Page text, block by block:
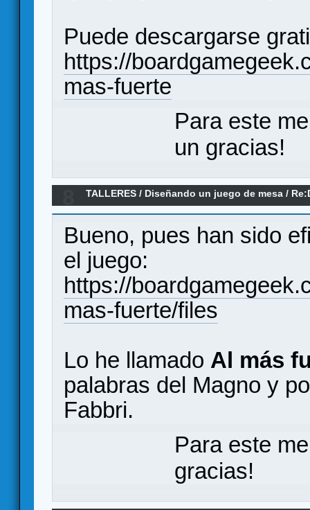
Puede descargarse
https://
mas-fuerte
Para este
un gracias!
TALLERES / Diseñando un juego de mesa /
Bueno, pues han sido
el juego:
https://
mas-fuerte/files
Lo he llamado Al más
palabras del Magno y
Fabbri.
Para este
gracias!